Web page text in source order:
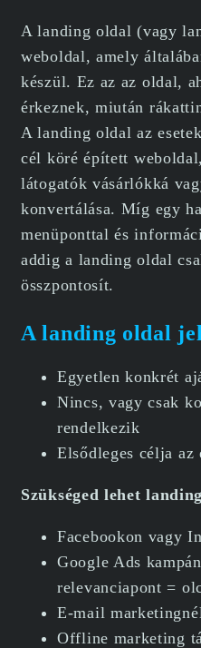
A landing oldal (vagy
weboldal, amely
készül. Ez az az oldal,
érkeznek, miután
A landing oldal az
cél köré épített
látogatók vásárlókká
konvertálása. Míg egy
menüponttal és
addig a landing oldal
összpontosít.
A landing oldal
Egyetlen konkrét
Nincs, vagy csak
rendelkezik
Elsődleges célja az
Szükséged lehet
Facebookon vagy
Google Ads
relevanciapont =
E-mail
Offline marketing